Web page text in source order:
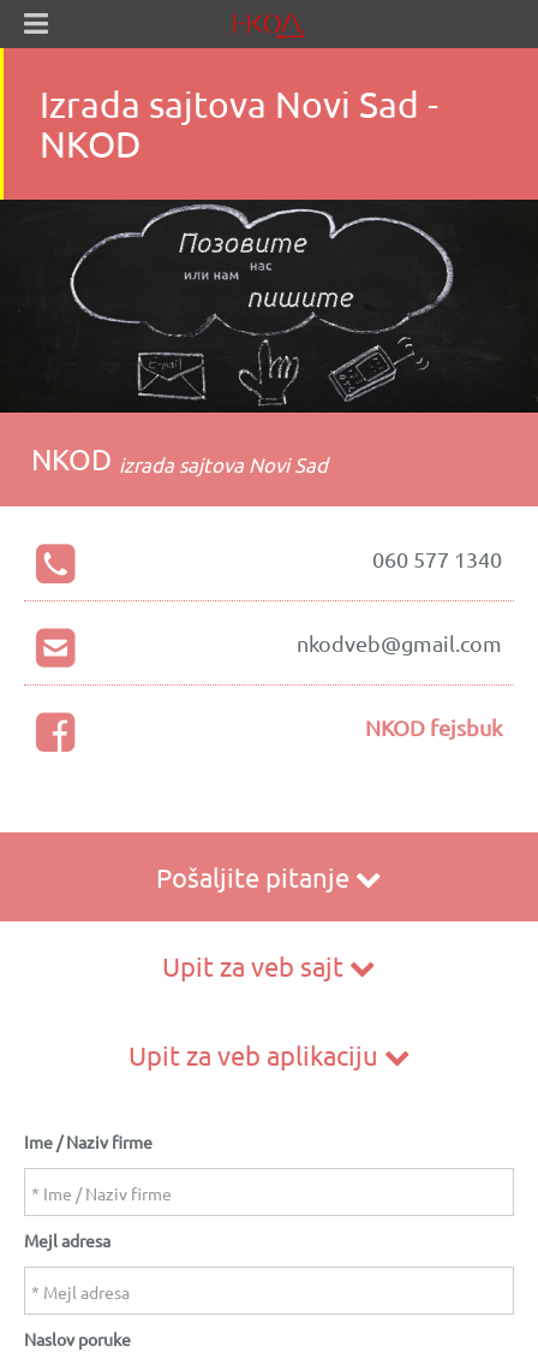
Izrada sajtova Novi Sad -
NKOD
NKOD izrada sajtova Novi Sad
060 577 1340
nkodveb@gmail.com
NKOD fejsbuk
Pošaljite pitanje
Upit za veb sajt
Upit za veb aplikaciju
Ime / Naziv firme
Mejl adresa
Naslov poruke